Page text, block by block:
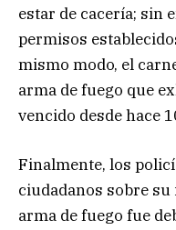
estar de cacería; sin
permisos
mismo modo, el
arma de fuego que
vencido desde hace
Finalmente, los
ciudadanos sobre
arma de fuego fue